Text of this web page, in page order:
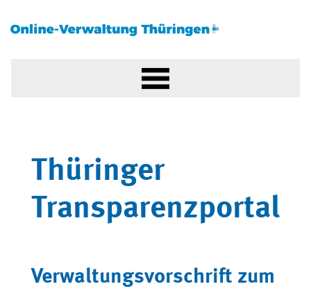
Thüringer
Transparenzportal
Verwaltungsvorschrift zum